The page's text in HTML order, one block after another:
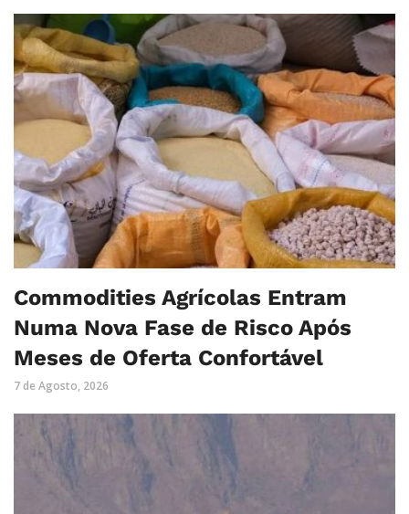
Commodities Agrícolas Entram
Numa Nova Fase de Risco Após
Meses de Oferta Confortável
7 de Agosto, 2026